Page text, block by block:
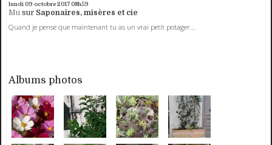
lundi 09 octobre 2017 08h59
Mu sur Saponaires, misères et cie
Quand je pense que maintenant tu as un vrai petit potager...
Albums photos